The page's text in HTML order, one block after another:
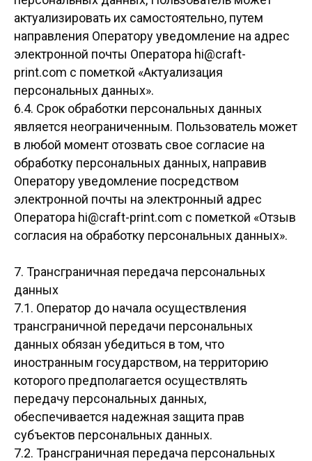
актуализировать их самостоятельно, путем
направления Оператору уведомление на адрес
электронной почты Оператора hi@craft-
print.com с пометкой «Актуализация
персональных данных».
6.4. Срок обработки персональных данных
является неограниченным. Пользователь может
в любой момент отозвать свое согласие на
обработку персональных данных, направив
Оператору уведомление посредством
электронной почты на электронный адрес
Оператора hi@craft-print.com с пометкой «Отзыв
согласия на обработку персональных данных».
7. Трансграничная передача персональных
данных
7.1. Оператор до начала осуществления
трансграничной передачи персональных
данных обязан убедиться в том, что
иностранным государством, на территорию
которого предполагается осуществлять
передачу персональных данных,
обеспечивается надежная защита прав
субъектов персональных данных.
7.2. Трансграничная передача персональных